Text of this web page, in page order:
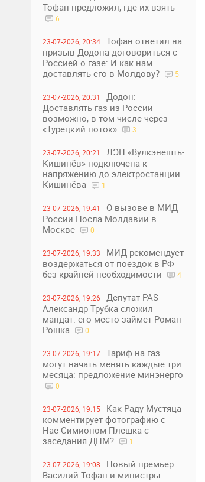
Тофан предложил, где их взять
6
23-07-2026, 20:34
Тофан ответил на
призыв Додона договориться с
Россией о газе: И как нам
доставлять его в Молдову?
5
23-07-2026, 20:31
Додон:
Доставлять газ из России
возможно, в том числе через
«Турецкий поток»
3
23-07-2026, 20:21
ЛЭП «Вулкэнешть-
Кишинёв» подключена к
напряжению до электростанции
Кишинёва
1
23-07-2026, 19:41
О вызове в МИД
России Посла Молдавии в
Москве
0
23-07-2026, 19:33
МИД рекомендует
воздержаться от поездок в РФ
без крайней необходимости
4
23-07-2026, 19:26
Депутат PAS
Александр Трубка сложил
мандат: его место займет Роман
Рошка
0
23-07-2026, 19:17
Тариф на газ
могут начать менять каждые три
месяца: предложение минэнерго
0
23-07-2026, 19:15
Как Раду Мустяца
комментирует фотографию с
Нае-Симионом Плешка с
заседания ДПМ?
1
23-07-2026, 19:08
Новый премьер
Василий Тофан и министры